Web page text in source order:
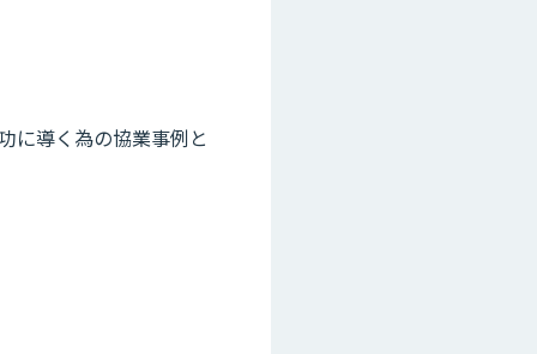
に導く為の協業事例と